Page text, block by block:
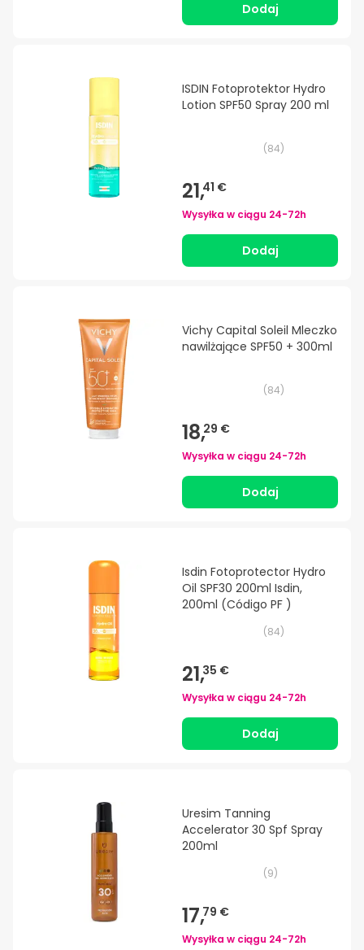
Dodaj
ISDIN Fotoprotektor Hydro
Lotion SPF50 Spray 200 ml
(84)
21,41 €
Wysyłka w ciągu 24-72h
Dodaj
Vichy Capital Soleil Mleczko
nawilżające SPF50 + 300ml
(84)
18,29 €
Wysyłka w ciągu 24-72h
Dodaj
Isdin Fotoprotector Hydro
Oil SPF30 200ml Isdin,
200ml (Código PF )
(84)
21,35 €
Wysyłka w ciągu 24-72h
Dodaj
Uresim Tanning
Accelerator 30 Spf Spray
200ml
(9)
17,79 €
Wysyłka w ciągu 24-72h